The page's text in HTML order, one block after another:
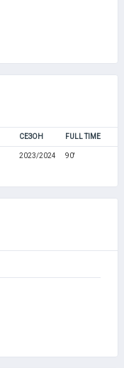
СЕЗОН FULL TIME
2023/2024 90'